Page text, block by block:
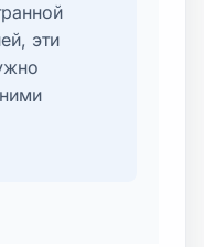
эти